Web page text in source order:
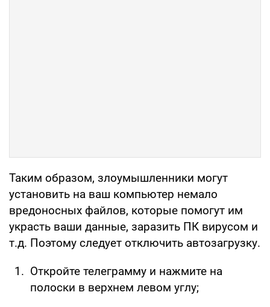
Таким образом, злоумышленники могут
установить на ваш компьютер немало
вредоносных файлов, которые помогут им
украсть ваши данные, заразить ПК вирусом и
т.д. Поэтому следует отключить автозагрузку.
Откройте телеграмму и нажмите на
полоски в верхнем левом углу;